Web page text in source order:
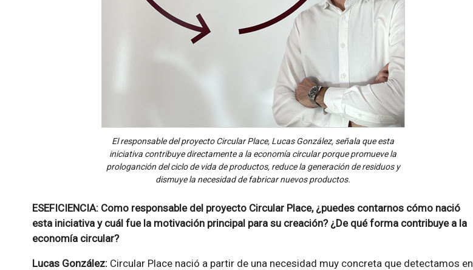
El responsable del proyecto Circular Place, Lucas González, señala que esta
iniciativa contribuye directamente a la economía circular porque promueve la
prologanción del ciclo de vida de productos, reduce la generación de residuos y
dismuye la necesidad de fabricar nuevos productos.
ESEFICIENCIA: Como responsable del proyecto Circular Place, ¿puedes contarnos cómo nació
esta iniciativa y cuál fue la motivación principal para su creación? ¿De qué forma contribuye a la
economía circular?
Lucas González:Circular Place nació a partir de una necesidad muy concreta que detectamos en